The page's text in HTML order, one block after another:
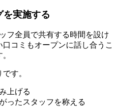
を実施する
フ全員で共有する時間を設け
コミもオープンに話し合うこ
す。
上げる
ったスタッフを称える